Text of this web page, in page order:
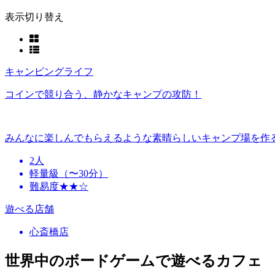
表示切り替え
キャンピングライフ
コインで競り合う、静かなキャンプの攻防！
みんなに楽しんでもらえるような素晴らしいキャンプ場を作
2人
軽量級（〜30分）
難易度★★☆
遊べる店舗
心斎橋店
世界中のボードゲームで遊べるカフェ